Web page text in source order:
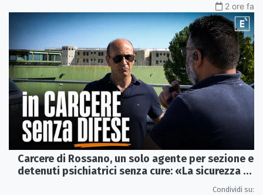
2 ore fa
Carcere di Rossano, un solo agente per sezione e
detenuti psichiatrici senza cure: «La sicurezza è
Condividi su: